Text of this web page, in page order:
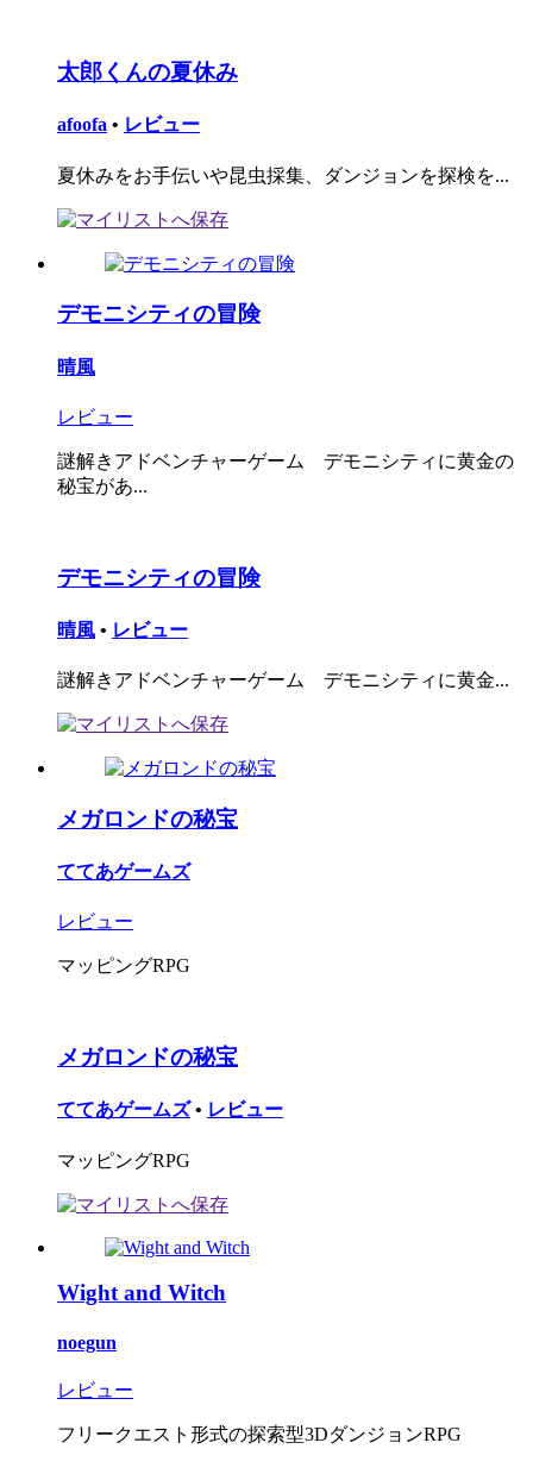
太郎くんの夏休み
afoofa • レビュー
夏休みをお手伝いや昆虫採集、ダンジョンを探検を...
デモニシティの冒険
晴風
レビュー
謎解きアドベンチャーゲーム デモニシティに黄金の
秘宝があ...
デモニシティの冒険
晴風 • レビュー
謎解きアドベンチャーゲーム デモニシティに黄金...
メガロンドの秘宝
ててあゲームズ
レビュー
マッピングRPG
メガロンドの秘宝
ててあゲームズ • レビュー
マッピングRPG
Wight and Witch
noegun
レビュー
フリークエスト形式の探索型3DダンジョンRPG